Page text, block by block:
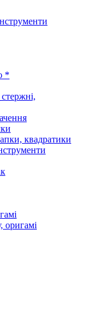
*
квадратики
оригамі